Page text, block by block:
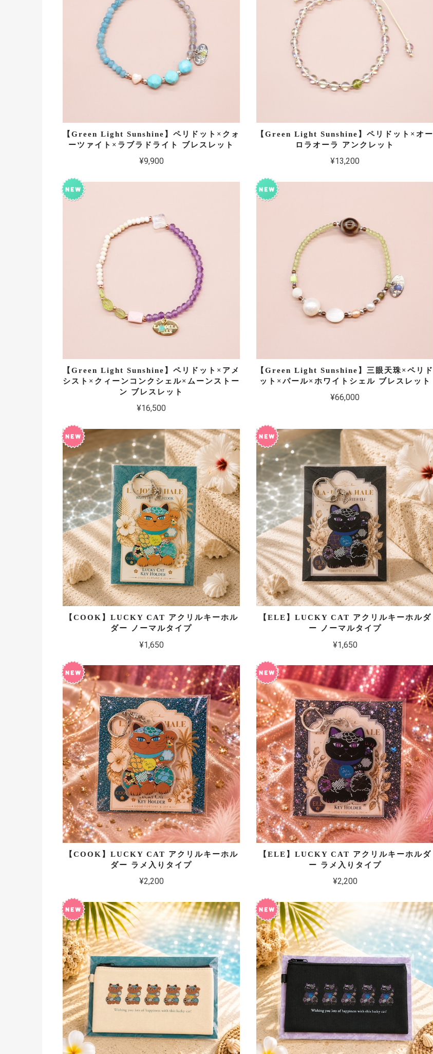
【Green Light Sunshine】ペリドット×クォ
ーツァイト×ラブラドライト ブレスレット
¥9,900
【Green Light Sunshine】ペリドット×オー
ロラオーラ アンクレット
¥13,200
【Green Light Sunshine】ペリドット×アメ
シスト×クィーンコンクシェル×ムーンストー
ン ブレスレット
¥16,500
【Green Light Sunshine】三眼天珠×ペリド
ット×パール×ホワイトシェル ブレスレット
¥66,000
【COOK】LUCKY CAT アクリルキーホル
ダー ノーマルタイプ
¥1,650
【ELE】LUCKY CAT アクリルキーホルダ
ー ノーマルタイプ
¥1,650
【COOK】LUCKY CAT アクリルキーホル
ダー ラメ入りタイプ
¥2,200
【ELE】LUCKY CAT アクリルキーホルダ
ー ラメ入りタイプ
¥2,200